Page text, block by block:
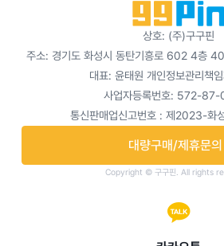
상호: (주)구구핀
주소: 경기도 화성시 동탄기흥로 602 4층
대표: 윤태원 개인정보관리책
사업자등록번호: 572-
통신판매업신고번호 : 제2023-화
대량구매/제휴문
Copyright © 구구핀. All rights